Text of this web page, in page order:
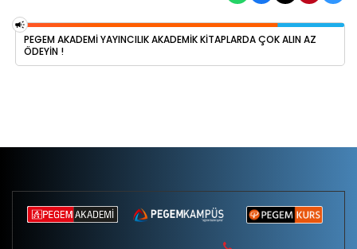
PEGEM AKADEMI YAYINCILIK AKADEMIK KITAPLARDA ÇOK ALIN AZ
ÖDEYIN !